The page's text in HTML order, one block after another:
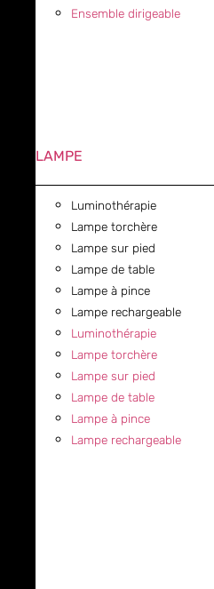
Ensemble dirigeable
LAMPE
Luminothérapie
Lampe torchère
Lampe sur pied
Lampe de table
Lampe à pince
Lampe rechargeable
Luminothérapie
Lampe torchère
Lampe sur pied
Lampe de table
Lampe à pince
Lampe rechargeable